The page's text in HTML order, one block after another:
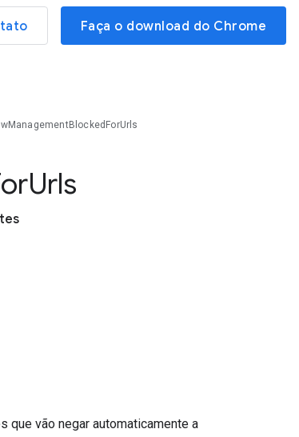
Faça o download do Chrome
Urls
que vão negar automaticamente a